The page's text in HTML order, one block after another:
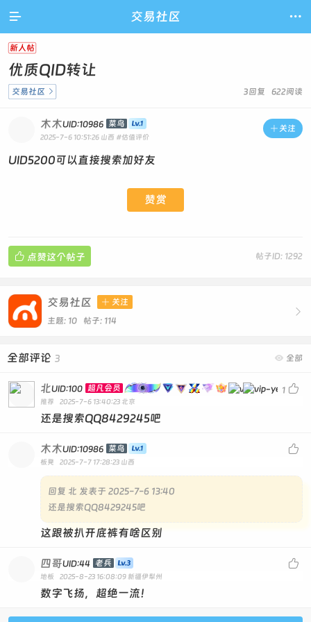
 交易社区 
新人帖
优质QID转让
3回复 622阅读
交易社区 
 关注
木木UID:10986 菜鸟
2025-7-6 10:51:26 山西 #估值评价
UID5200可以直接搜索加好友
赞赏
帖子ID: 1292
 点赞这个帖子

交易社区  关注
主题: 10 帖子: 114
 全部
全部评论 3
1 
北UID:100 超凡会员
推荐 2025-7-6 13:40:23 北京
还是搜索QQ8429245吧

木木UID:10986 菜鸟
板凳 2025-7-7 17:28:23 山西
回复 北 发表于 2025-7-6 13:40
还是搜索QQ8429245吧
这跟被扒开底裤有啥区别

四哥UID:44 老兵
地板 2025-8-23 16:08:09 新疆伊犁州
数字飞扬，超绝一流！